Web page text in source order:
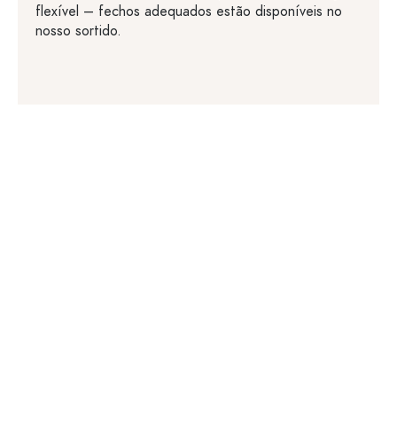
flexível – fechos adequados estão disponíveis no
nosso sortido.